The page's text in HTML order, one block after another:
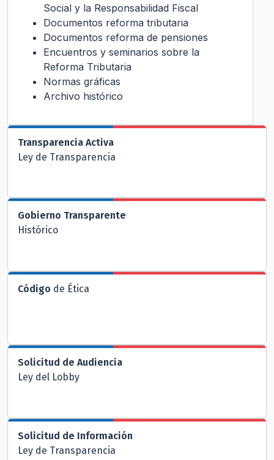
Social y la Responsabilidad Fiscal
Documentos reforma tributaria
Documentos reforma de pensiones
Encuentros y seminarios sobre la
Reforma Tributaria
Normas gráficas
Archivo histórico
Transparencia Activa
Ley de Transparencia
Gobierno Transparente
Histórico
Código de Ética
Solicitud de Audiencia
Ley del Lobby
Solicitud de Información
Ley de Transparencia